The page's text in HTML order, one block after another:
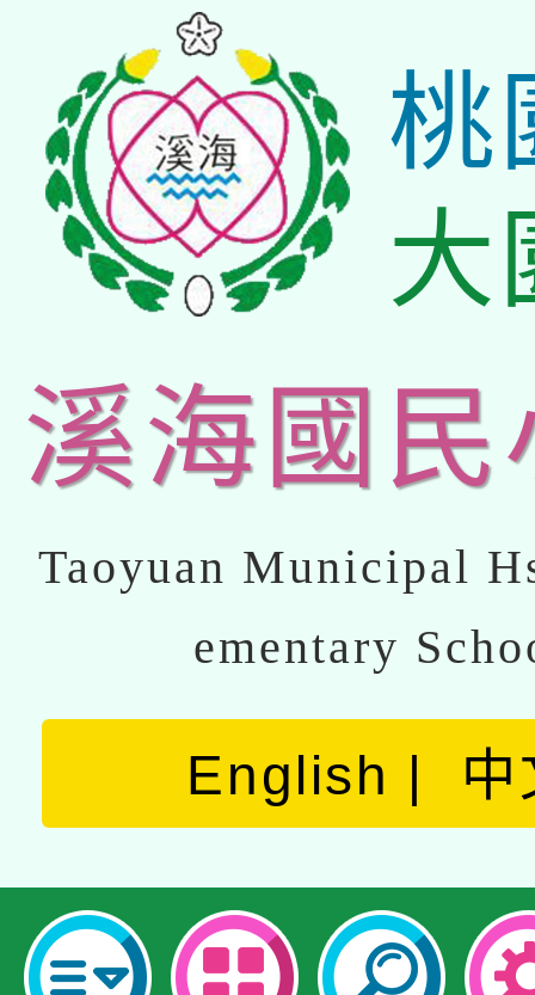
桃
大
溪海國民
Taoyuan Municipal
ementary
English 中